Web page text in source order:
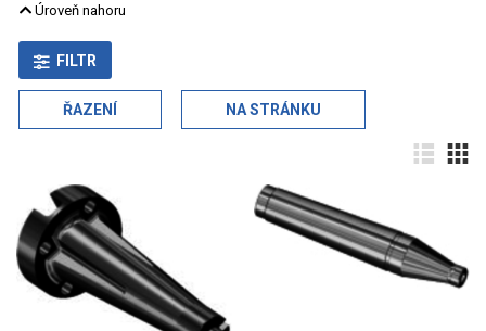
Úroveň nahoru
FILTR
ŘAZENÍ NA STRÁNKU